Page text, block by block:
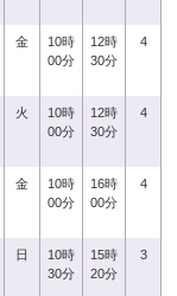
金
10時
00分
12時
30分
4
火
10時
00分
12時
30分
4
金
10時
00分
16時
00分
4
日
10時
30分
15時
20分
3